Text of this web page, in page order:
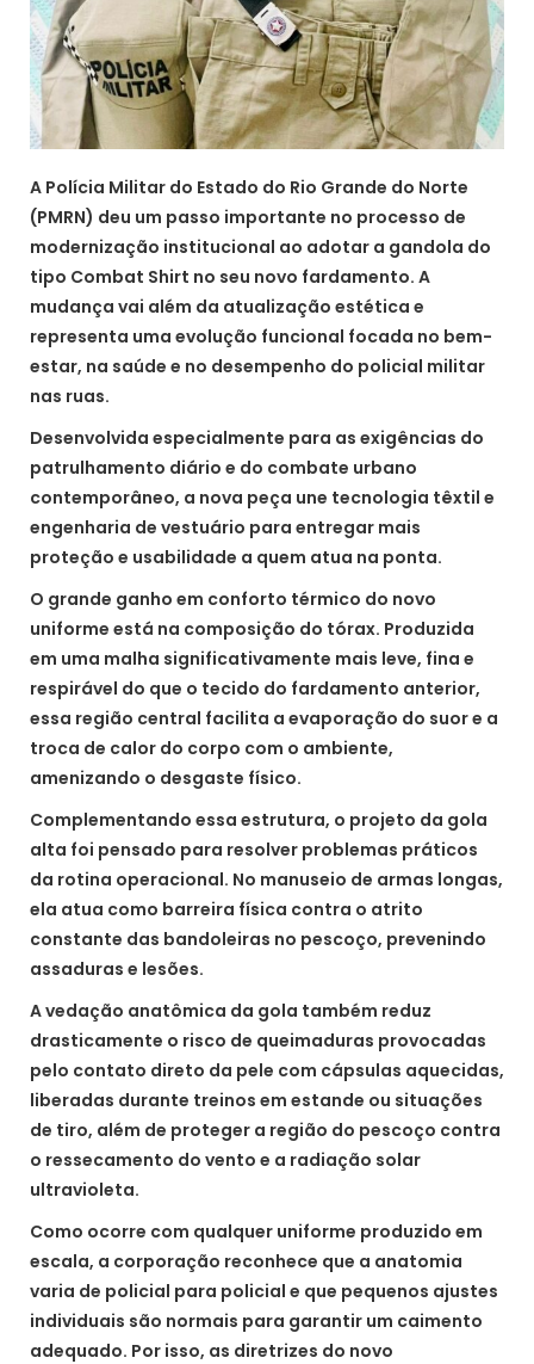
A Polícia Militar do Estado do Rio Grande do Norte
(PMRN) deu um passo importante no processo de
modernização institucional ao adotar a gandola do
tipo Combat Shirt no seu novo fardamento. A
mudança vai além da atualização estética e
representa uma evolução funcional focada no bem-
estar, na saúde e no desempenho do policial militar
nas ruas.
Desenvolvida especialmente para as exigências do
patrulhamento diário e do combate urbano
contemporâneo, a nova peça une tecnologia têxtil e
engenharia de vestuário para entregar mais
proteção e usabilidade a quem atua na ponta.
​O grande ganho em conforto térmico do novo
uniforme está na composição do tórax. Produzida
em uma malha significativamente mais leve, fina e
respirável do que o tecido do fardamento anterior,
essa região central facilita a evaporação do suor e a
troca de calor do corpo com o ambiente,
amenizando o desgaste físico.
Complementando essa estrutura, o projeto da gola
alta foi pensado para resolver problemas práticos
da rotina operacional. No manuseio de armas longas,
ela atua como barreira física contra o atrito
constante das bandoleiras no pescoço, prevenindo
assaduras e lesões.
A vedação anatômica da gola também reduz
drasticamente o risco de queimaduras provocadas
pelo contato direto da pele com cápsulas aquecidas,
liberadas durante treinos em estande ou situações
de tiro, além de proteger a região do pescoço contra
o ressecamento do vento e a radiação solar
ultravioleta.
Como ocorre com qualquer uniforme produzido em
escala, a corporação reconhece que a anatomia
varia de policial para policial e que pequenos ajustes
individuais são normais para garantir um caimento
adequado. Por isso, as diretrizes do novo